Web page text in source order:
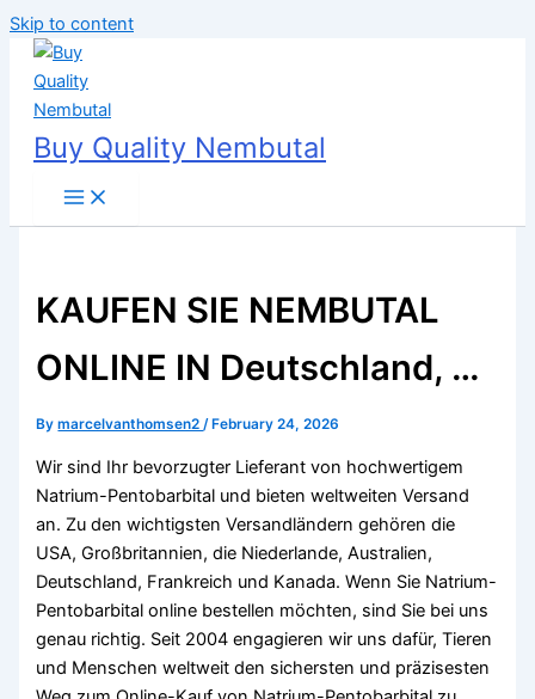
Skip to content
Buy Quality Nembutal
KAUFEN SIE NEMBUTAL
ONLINE IN Deutschland, …
Bymarcelvanthomsen2/ February 24, 2026
Wir sind Ihr bevorzugter Lieferant von hochwertigem
Natrium-Pentobarbital und bieten weltweiten Versand
an. Zu den wichtigsten Versandländern gehören die
USA, Großbritannien, die Niederlande, Australien,
Deutschland, Frankreich und Kanada. Wenn Sie Natrium-
Pentobarbital online bestellen möchten, sind Sie bei uns
genau richtig. Seit 2004 engagieren wir uns dafür, Tieren
und Menschen weltweit den sichersten und präzisesten